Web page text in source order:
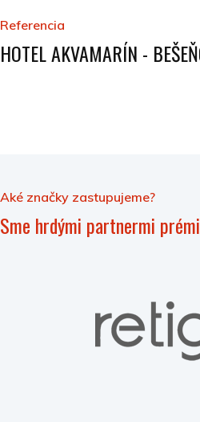
Referencia
HOTEL AKVAMARÍN -
Aké značky zastupujeme?
Sme hrdými partnermi